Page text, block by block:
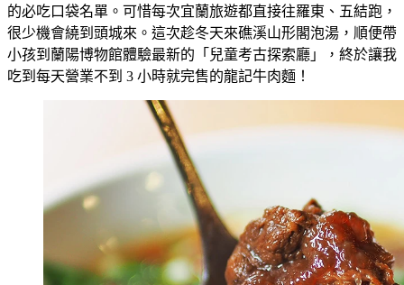
的必吃口袋名單。可惜每次宜蘭旅遊都直接往羅東、五結跑，
很少機會繞到頭城來。這次趁冬天來礁溪山形閣泡湯，順便帶
小孩到蘭陽博物館體驗最新的「兒童考古探索廳」，終於讓我
吃到每天營業不到 3 小時就完售的龍記牛肉麵！